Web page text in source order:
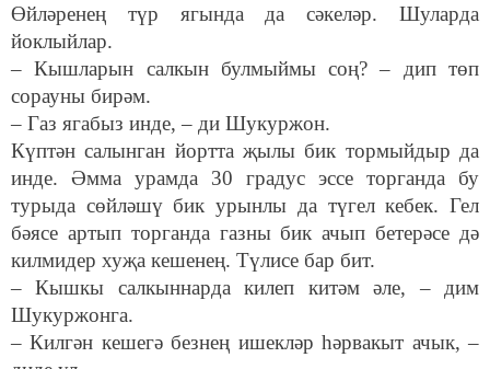
Өйләренең түр ягында да сәкеләр. Шуларда
йоклыйлар.
– Кышларын салкын булмыймы соң? – дип төп
сорауны бирәм.
– Газ ягабыз инде, – ди Шукуржон.
Күптән салынган йортта җылы бик тормыйдыр да
инде. Әмма урамда 30 градус эссе торганда бу
турыда сөйләшү бик урынлы да түгел кебек. Гел
бәясе артып торганда газны бик ачып бетерәсе дә
килмидер хуҗа кешенең. Түлисе бар бит.
– Кышкы салкыннарда килеп китәм әле, – дим
Шукуржонга.
– Килгән кешегә безнең ишекләр һәрвакыт ачык, –